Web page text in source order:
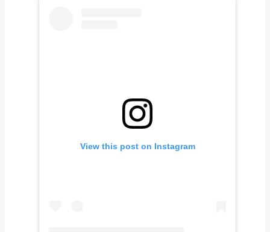
View this post on Instagram